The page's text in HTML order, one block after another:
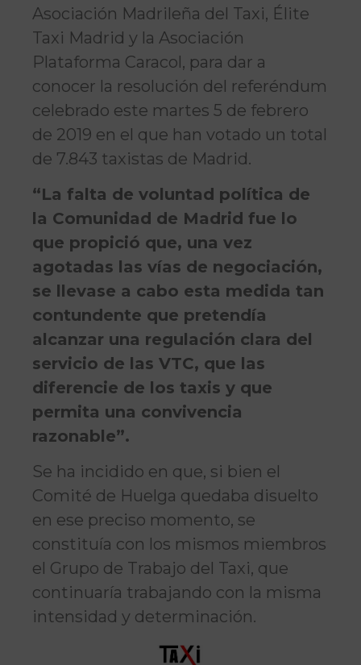
Asociación Madrileña del Taxi, Élite
Taxi Madrid y la Asociación
Plataforma Caracol, para dar a
conocer la resolución del referéndum
celebrado este martes 5 de febrero
de 2019 en el que han votado un total
de 7.843 taxistas de Madrid.
“La falta de voluntad política de
la Comunidad de Madrid fue lo
que propició que, una vez
agotadas las vías de negociación,
se llevase a cabo esta medida tan
contundente que pretendía
alcanzar una regulación clara del
servicio de las VTC, que las
diferencie de los taxis y que
permita una convivencia
razonable”.
Se ha incidido en que, si bien el
Comité de Huelga quedaba disuelto
en ese preciso momento, se
constituía con los mismos miembros
el Grupo de Trabajo del Taxi, que
continuaría trabajando con la misma
intensidad y determinación.